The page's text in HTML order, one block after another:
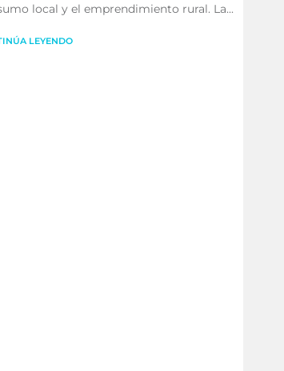
local y el emprendimiento rural. La...
LEYENDO